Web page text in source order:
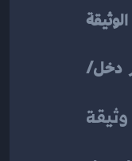
متابعة شخصية حتى استلام الوثيقة
دخل/